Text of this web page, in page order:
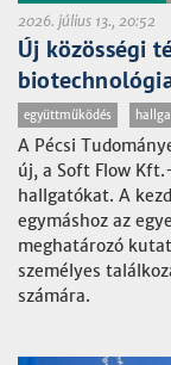
2026. július 13., 20:52
Új közösségi
együttműködés
A Pécsi
új, a Soft Flow
hallgatókat. A
egymáshoz az
meghatározó
személyes
számára.